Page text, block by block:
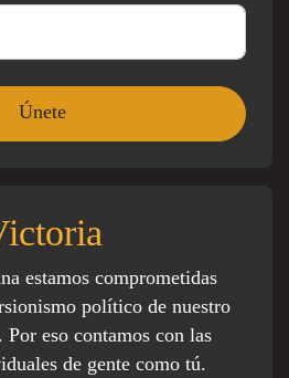
estamos comprometidas
político de nuestro
Por eso contamos con las
de gente como tú.